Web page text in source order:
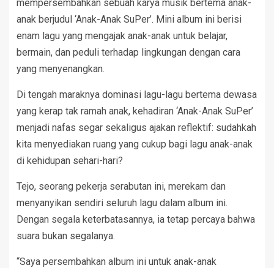
mempersembahkan sebuah karya musik bertema anak-
anak berjudul ‘Anak-Anak SuPer’. Mini album ini berisi
enam lagu yang mengajak anak-anak untuk belajar,
bermain, dan peduli terhadap lingkungan dengan cara
yang menyenangkan.
Di tengah maraknya dominasi lagu-lagu bertema dewasa
yang kerap tak ramah anak, kehadiran ‘Anak-Anak SuPer’
menjadi nafas segar sekaligus ajakan reflektif: sudahkah
kita menyediakan ruang yang cukup bagi lagu anak-anak
di kehidupan sehari-hari?
Tejo, seorang pekerja serabutan ini, merekam dan
menyanyikan sendiri seluruh lagu dalam album ini.
Dengan segala keterbatasannya, ia tetap percaya bahwa
suara bukan segalanya.
“Saya persembahkan album ini untuk anak-anak